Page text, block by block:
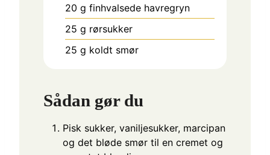
20 g finhvalsede havregryn
25 g rørsukker
25 g koldt smør
Sådan gør du
Pisk sukker, vaniljesukker, marcipan
og det bløde smør til en cremet og